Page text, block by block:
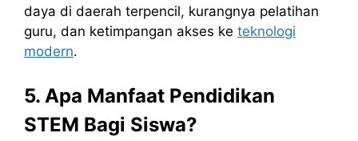
daya di daerah terpencil, kurangnya pelatihan
guru, dan ketimpangan akses ke teknologi
modern.
5. Apa Manfaat Pendidikan
STEM Bagi Siswa?